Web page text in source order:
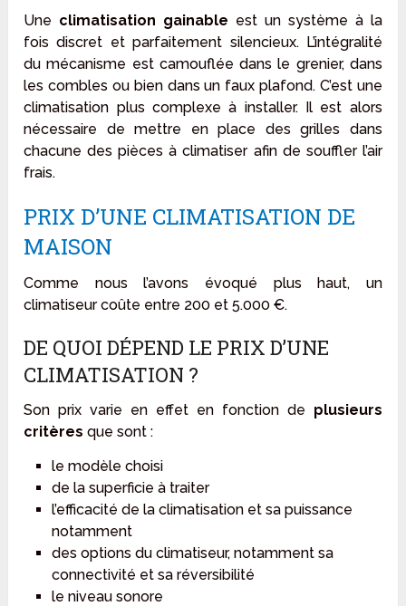
Une climatisation gainable est un système à la
fois discret et parfaitement silencieux. L’intégralité
du mécanisme est camouflée dans le grenier, dans
les combles ou bien dans un faux plafond. C’est une
climatisation plus complexe à installer. Il est alors
nécessaire de mettre en place des grilles dans
chacune des pièces à climatiser afin de souffler l’air
frais.
PRIX D’UNE CLIMATISATION DE
MAISON
Comme nous l’avons évoqué plus haut, un
climatiseur coûte entre 200 et 5.000 €.
DE QUOI DÉPEND LE PRIX D’UNE
CLIMATISATION ?
Son prix varie en effet en fonction de plusieurs
critères que sont :
le modèle choisi
de la superficie à traiter
l’efficacité de la climatisation et sa puissance
notamment
des options du climatiseur, notamment sa
connectivité et sa réversibilité
le niveau sonore